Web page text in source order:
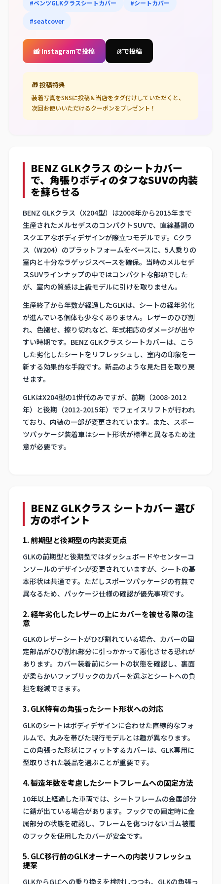
#ベンツGLKクラスシートカバー #シートカバー
#seatcover
📸 Instagramで投稿 𝒳 で投稿
🎁 投稿特典
装着写真をSNSに投稿＆当店をタグ付けしていただくと、
次回お使いいただけるクーポンをプレゼント！
BENZ GLKクラス のシートカバー
で、角張りボディのタフなSUVの内装
を蘇らせる
BENZ GLKクラス（X204型）は2008年から2015年まで
生産されたメルセデスのコンパクトSUVで、直線基調の
スクエアなボディデザインが際立つモデルです。Cクラ
ス（W204）のプラットフォームをベースに、5人乗りの
室内と十分なラゲッジスペースを確保。当時のメルセデ
スSUVラインナップの中ではコンパクトな部類でした
が、室内の質感は上級モデルに引けを取りません。
生産終了から年数が経過したGLKは、シートの経年劣化
が進んでいる個体も少なくありません。レザーのひび割
れ、色褪せ、擦り切れなど、年式相応のダメージが出や
すい時期です。BENZ GLKクラス シートカバーは、こう
した劣化したシートをリフレッシュし、室内の印象を一
新する効果的な手段です。新品のような見た目を取り戻
せます。
GLKはX204型の1世代のみですが、前期（2008-2012
年）と後期（2012-2015年）でフェイスリフトが行われ
ており、内装の一部が変更されています。また、スポー
ツパッケージ装着車はシート形状が標準と異なるため注
意が必要です。
BENZ GLKクラス シートカバー 選び
方のポイント
1. 前期型と後期型の内装変更点
GLKの前期型と後期型ではダッシュボードやセンターコ
ンソールのデザインが変更されていますが、シートの基
本形状は共通です。ただしスポーツパッケージの有無で
異なるため、パッケージ仕様の確認が優先事項です。
2. 経年劣化したレザーの上にカバーを被せる際の注
意
GLKのレザーシートがひび割れている場合、カバーの固
定部品がひび割れ部分に引っかかって悪化させる恐れが
あります。カバー装着前にシートの状態を確認し、裏面
が柔らかいファブリックのカバーを選ぶとシートへの負
担を軽減できます。
3. GLK特有の角張ったシート形状への対応
GLKのシートはボディデザインに合わせた直線的なフォ
ルムで、丸みを帯びた現行モデルとは趣が異なります。
この角張った形状にフィットするカバーは、GLK専用に
型取りされた製品を選ぶことが重要です。
4. 製造年数を考慮したシートフレームへの固定方法
10年以上経過した車両では、シートフレームの金属部分
に錆が出ている場合があります。フックでの固定時に金
属部分の状態を確認し、フレームを傷つけないゴム被覆
のフックを使用したカバーが安全です。
5. GLC移行前のGLKオーナーへの内装リフレッシュ
提案
GLKからGLCへの乗り換えを検討しつつも、GLKの角張っ